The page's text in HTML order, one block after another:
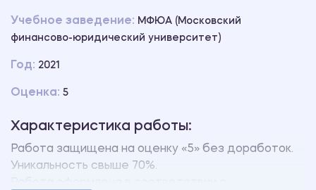
Учебное заведение: МФЮА (Московский
финансово-юридический университет)
Год: 2021
Оценка: 5
Характеристика работы:
Работа защищена на оценку «5» без доработок.
Уникальность свыше 70%.